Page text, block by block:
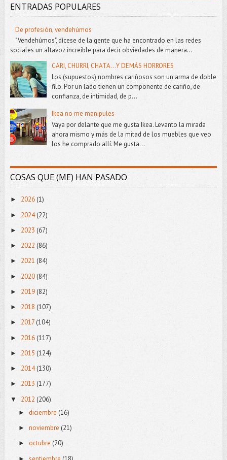
ENTRADAS POPULARES
De profesión, vendehúmos
"Vendehúmos", dícese de la gente que ha encontrado en las redes
sociales un altavoz increíble para decir obviedades de manera...
CARI, CHURRI, CHATA...Y DEMÁS HORRORES
Los (supuestos) nombres cariñosos son un arma de doble
filo. Por un lado tienen un componente de cariño, de
confianza, de intimidad, de p...
Ikea no me manipules
Vaya por delante que me gusta Ikea. Levanto la mirada
ahora mismo y más de la mitad de los muebles que veo
los he comprado allí. Me gusta...
COSAS QUE (ME) HAN PASADO
► 2026 (1)
► 2024(22)
► 2023 (67)
► 2022 (86)
► 2021 (84)
► 2020 (84)
► 2019(82)
► 2018 (107)
► 2017 (104)
► 2016(117)
► 2015 (124)
► 2014(130)
► 2013 (177)
▼ 2012 (206)
► diciembre (16)
► noviembre (21)
► octubre (20)